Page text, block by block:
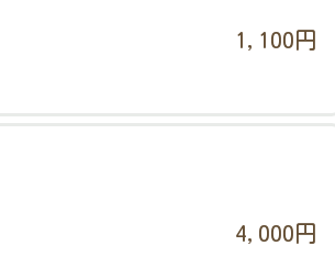
1,100円
4,000円